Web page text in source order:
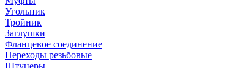
Угольник
Тройник
Заглушки
Фланцевое соединение
Переходы резьбовые
Штуцеры